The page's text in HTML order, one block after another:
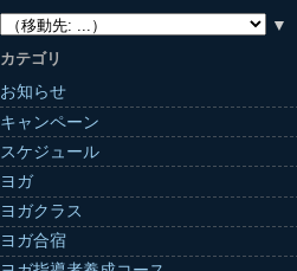
▼
カテゴリ
お知らせ
キャンペーン
スケジュール
ヨガ
ヨガクラス
ヨガ合宿